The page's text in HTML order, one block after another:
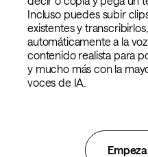
Incluso puedes subir
existentes y
automáticamente a la
contenido realista para
y mucho más con la
voces de IA.